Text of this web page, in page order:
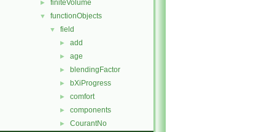
► finiteVolume
▼ functionObjects
▼ field
► add
► age
► blendingFactor
► bXiProgress
► comfort
► components
► CourantNo